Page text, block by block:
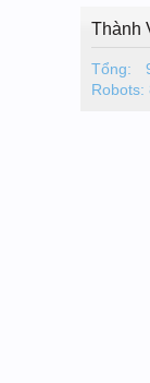
Thành
Tổng:
Robots: